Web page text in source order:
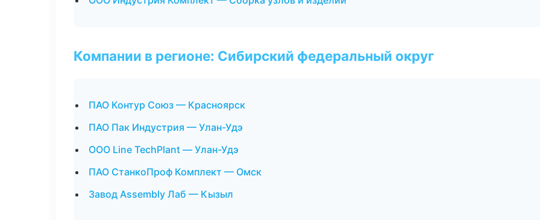
Компании в регионе: Сибирский федеральный округ
ПАО Контур Союз — Красноярск
ПАО Пак Индустрия — Улан-Удэ
ООО Line TechPlant — Улан-Удэ
ПАО СтанкоПроф Комплект — Омск
Завод Assembly Лаб — Кызыл